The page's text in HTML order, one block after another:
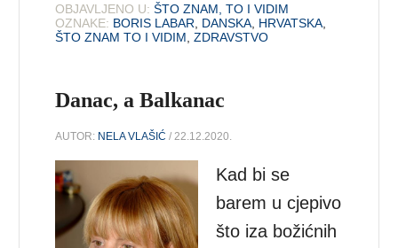
OBJAVLJENO U: ŠTO ZNAM, TO I VIDIM
OZNAKE: BORIS LABAR DANSKA HRVATSKA
ŠTO ZNAM TO I VIDIM ,ZDRAVSTVO
Danac, a Balkanac
AUTOR: NELA VLAŠIĆ / 22.12.2020.
Kad bi se
barem u cjepivo
što iza božićnih